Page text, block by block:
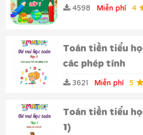
4598 Miễn phí 4
Toán tiền tiểu
các phép tính
3621 Miễn phí 5
Toán tiền tiểu
1)